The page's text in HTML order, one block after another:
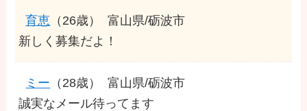
育恵 （26歳）
富山県/砺波市
新しく募集だよ！
ミー （28歳）
富山県/砺波市
誠実なメール待ってます